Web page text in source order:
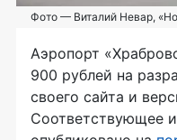
Фото — Виталий Невар,
Аэропорт
900 рублей на
своего сайта и
Соответствующее